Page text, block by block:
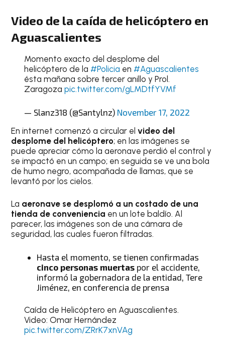
Video de la caída de helicóptero en
Aguascalientes
Momento exacto del desplome del
helicóptero de la #Policia en #Aguascalientes
ésta mañana sobre tercer anillo y Prol.
Zaragoza pic.twitter.com/gLMDtfYVMf
— Slanz318 (@Santylnz) November 17, 2022
En internet comenzó a circular el video del
desplome del helicóptero; en las imágenes se
puede apreciar cómo la aeronave perdió el control y
se impactó en un campo; en seguida se ve una bola
de humo negro, acompañada de llamas, que se
levantó por los cielos.
La aeronave se desplomó a un costado de una
tienda de conveniencia en un lote baldío. Al
parecer, las imágenes son de una cámara de
seguridad, las cuales fueron filtradas.
Hasta el momento, se tienen confirmadas
cinco personas muertas por el accidente,
informó la gobernadora de la entidad, Tere
Jiménez, en conferencia de prensa
Caída de Helicóptero en Aguascalientes.
Video: Omar Hernández
pic.twitter.com/ZRrK7xnVAg